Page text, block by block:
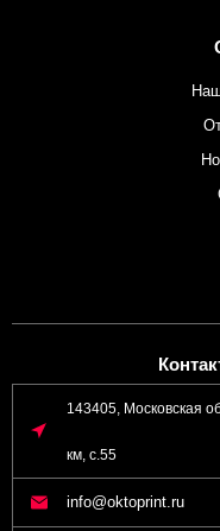
143405, Московская
км, с.55
info@oktoprint.ru